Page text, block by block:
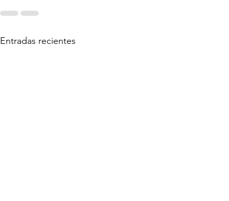
Entradas recientes